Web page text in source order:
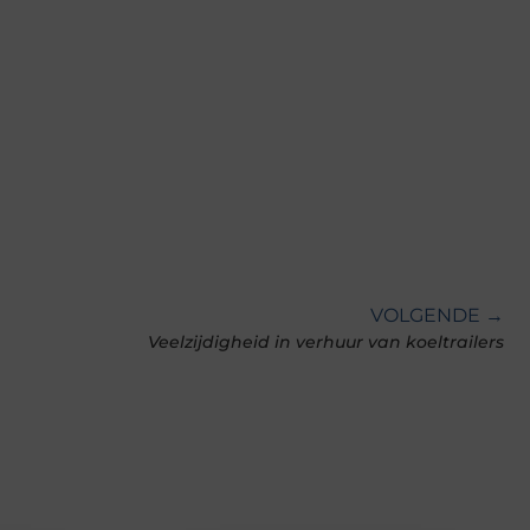
VOLGENDE →
Veelzijdigheid in verhuur van koeltrailers